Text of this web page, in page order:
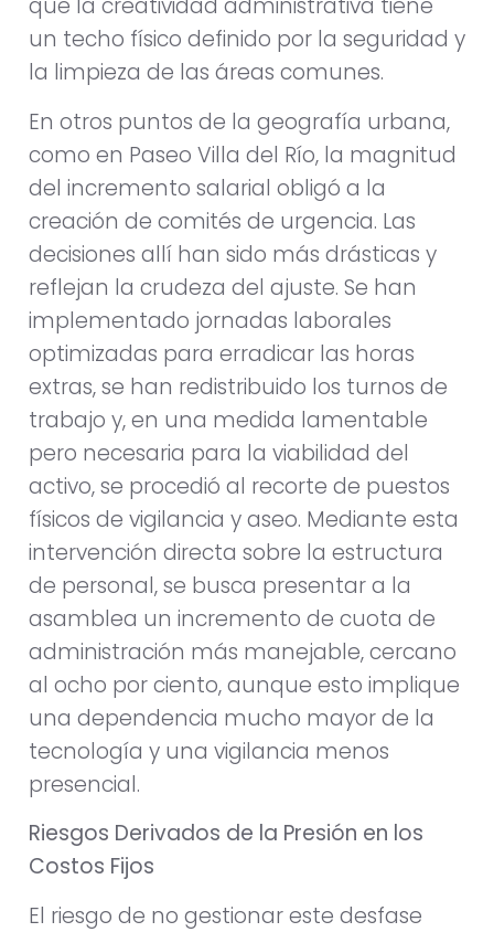
que la creatividad administrativa tiene
un techo físico definido por la seguridad y
la limpieza de las áreas comunes.
En otros puntos de la geografía urbana,
como en Paseo Villa del Río, la magnitud
del incremento salarial obligó a la
creación de comités de urgencia. Las
decisiones allí han sido más drásticas y
reflejan la crudeza del ajuste. Se han
implementado jornadas laborales
optimizadas para erradicar las horas
extras, se han redistribuido los turnos de
trabajo y, en una medida lamentable
pero necesaria para la viabilidad del
activo, se procedió al recorte de puestos
físicos de vigilancia y aseo. Mediante esta
intervención directa sobre la estructura
de personal, se busca presentar a la
asamblea un incremento de cuota de
administración más manejable, cercano
al ocho por ciento, aunque esto implique
una dependencia mucho mayor de la
tecnología y una vigilancia menos
presencial.
Riesgos Derivados de la Presión en los
Costos Fijos
El riesgo de no gestionar este desfase